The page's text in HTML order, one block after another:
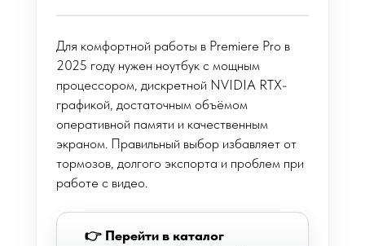
Для комфортной работы в Premiere Pro в
2025 году нужен ноутбук с мощным
процессором, дискретной NVIDIA RTX-
графикой, достаточным объёмом
оперативной памяти и качественным
экраном. Правильный выбор избавляет от
тормозов, долгого экспорта и проблем при
работе с видео.
👉 Перейти в каталог